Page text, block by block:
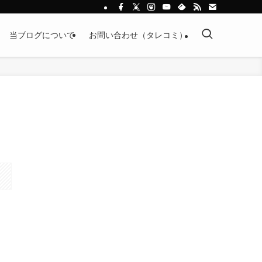
当ブログについて お問い合わせ（タレコミ）